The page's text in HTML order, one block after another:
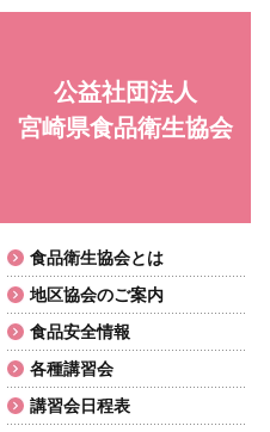
公益社団法人
宮崎県食品衛生協会
食品衛生協会とは
地区協会のご案内
食品安全情報
各種講習会
講習会日程表